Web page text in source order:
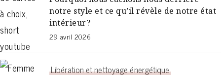
notre style et ce qu’il révèle de notre état
intérieur?
29 avril 2026
Libération et nettoyage énergétique